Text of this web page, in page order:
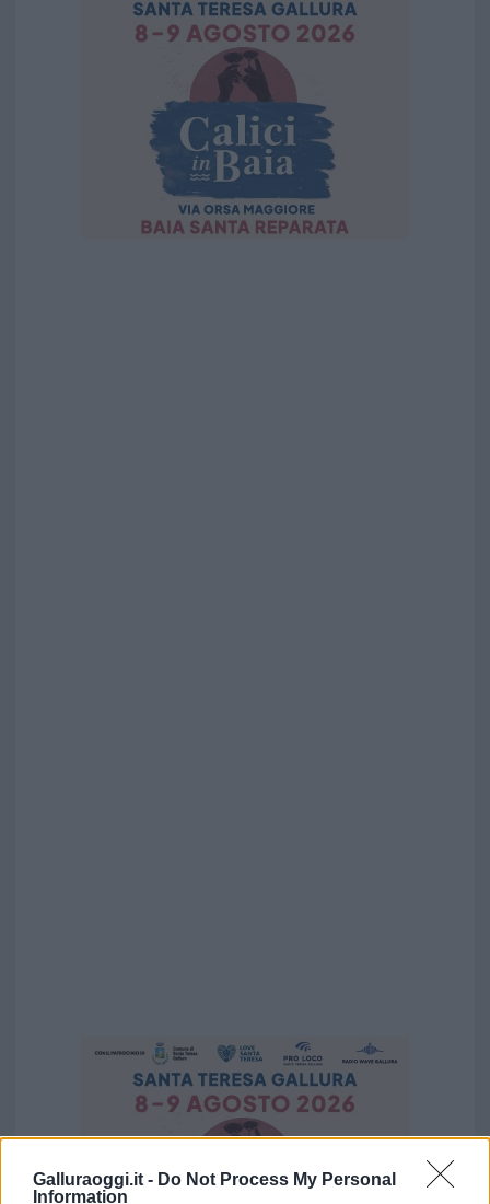
Galluraoggi.it - Do Not Process My Personal
Information